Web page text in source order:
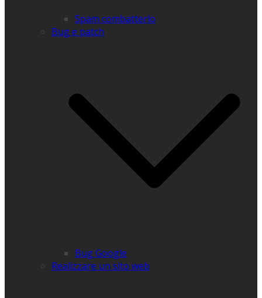
Spam combatterlo
Bug e patch
Bug Google
Realizzare un sito web